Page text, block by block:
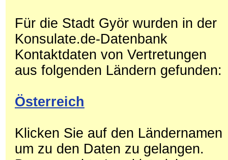
Für die Stadt Györ wurden in der
Konsulate.de-Datenbank
Kontaktdaten von Vertretungen
aus folgenden Ländern gefunden:
Österreich
Klicken Sie auf den Ländernamen
um zu den Daten zu gelangen.